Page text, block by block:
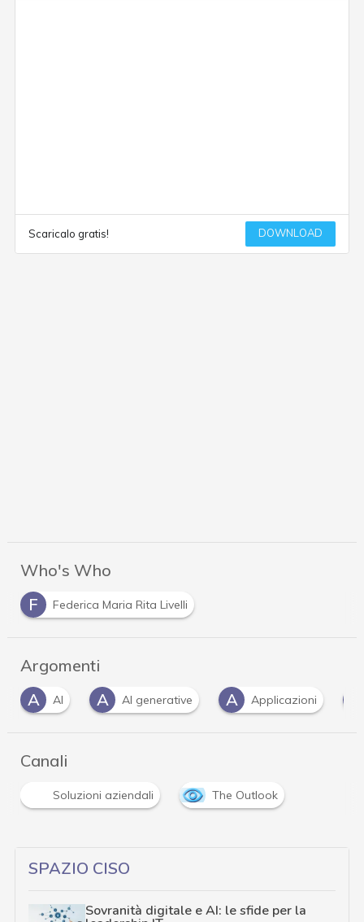
Scaricalo gratis! DOWNLOAD
Who's Who
F
Federica Maria Rita Livelli
Argomenti
A
AI A AI generative A Applicazioni C
Canali
Soluzioni aziendali The Outlook
SPAZIO CISO
Sovranità digitale e AI: le sfide per la